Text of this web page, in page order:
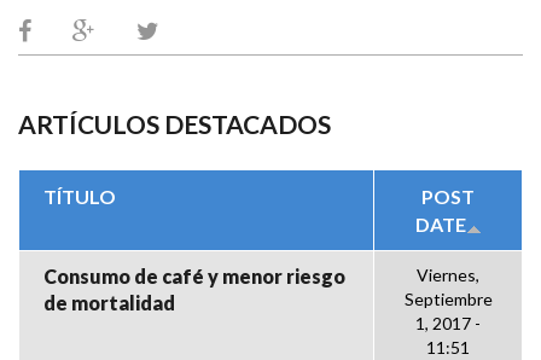
ARTÍCULOS DESTACADOS
TÍTULO
POST
DATE
Consumo de café y menor riesgo
de mortalidad
Viernes,
Septiembre
1, 2017 -
11:51